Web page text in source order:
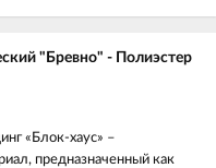
"Бревно" - Полиэстер
«Блок-хаус» –
предназначенный как